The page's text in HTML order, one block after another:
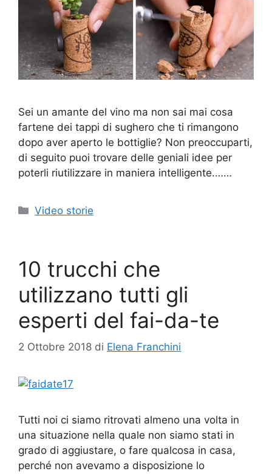
Sei un amante del vino ma non sai mai cosa
fartene dei tappi di sughero che ti rimangono
dopo aver aperto le bottiglie? Non preoccuparti,
di seguito puoi trovare delle geniali idee per
poterli riutilizzare in maniera intelligente.……
Categorie
Video storie
10 trucchi che
utilizzano tutti gli
esperti del fai-da-te
2 Ottobre 2018 di Elena Franchini
Tutti noi ci siamo ritrovati almeno una volta in
una situazione nella quale non siamo stati in
grado di aggiustare, o fare qualcosa in casa,
perché non avevamo a disposizione lo